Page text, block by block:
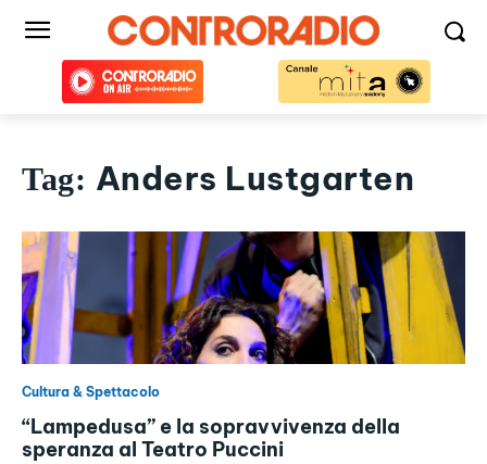
Tag: Anders Lustgarten
Cultura & Spettacolo
“Lampedusa” e la sopravvivenza della
speranza al Teatro Puccini